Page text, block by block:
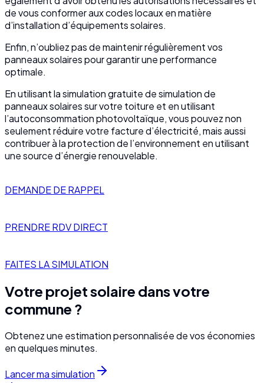
de vous conformer aux codes locaux en matière
d’installation d’équipements solaires.
Enfin, n’oubliez pas de maintenir régulièrement vos
panneaux solaires pour garantir une performance
optimale.
En utilisant la simulation gratuite de simulation de
panneaux solaires sur votre toiture et en utilisant
l’autoconsommation photovoltaïque, vous pouvez non
seulement réduire votre facture d’électricité, mais aussi
contribuer à la protection de l’environnement en utilisant
une source d’énergie renouvelable.
DEMANDE DE RAPPEL
PRENDRE RDV DIRECT
FAITES LA SIMULATION
Votre projet solaire dans votre
commune ?
Obtenez une estimation personnalisée de vos économies
en quelques minutes.
Lancer ma simulation